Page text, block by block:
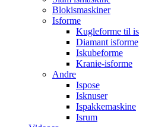
Blokismaskiner
Isforme
Kugleforme til is
Diamant isforme
Iskubeforme
Kranie-isforme
Andre
Ispose
Isknuser
Ispakkemaskine
Isrum